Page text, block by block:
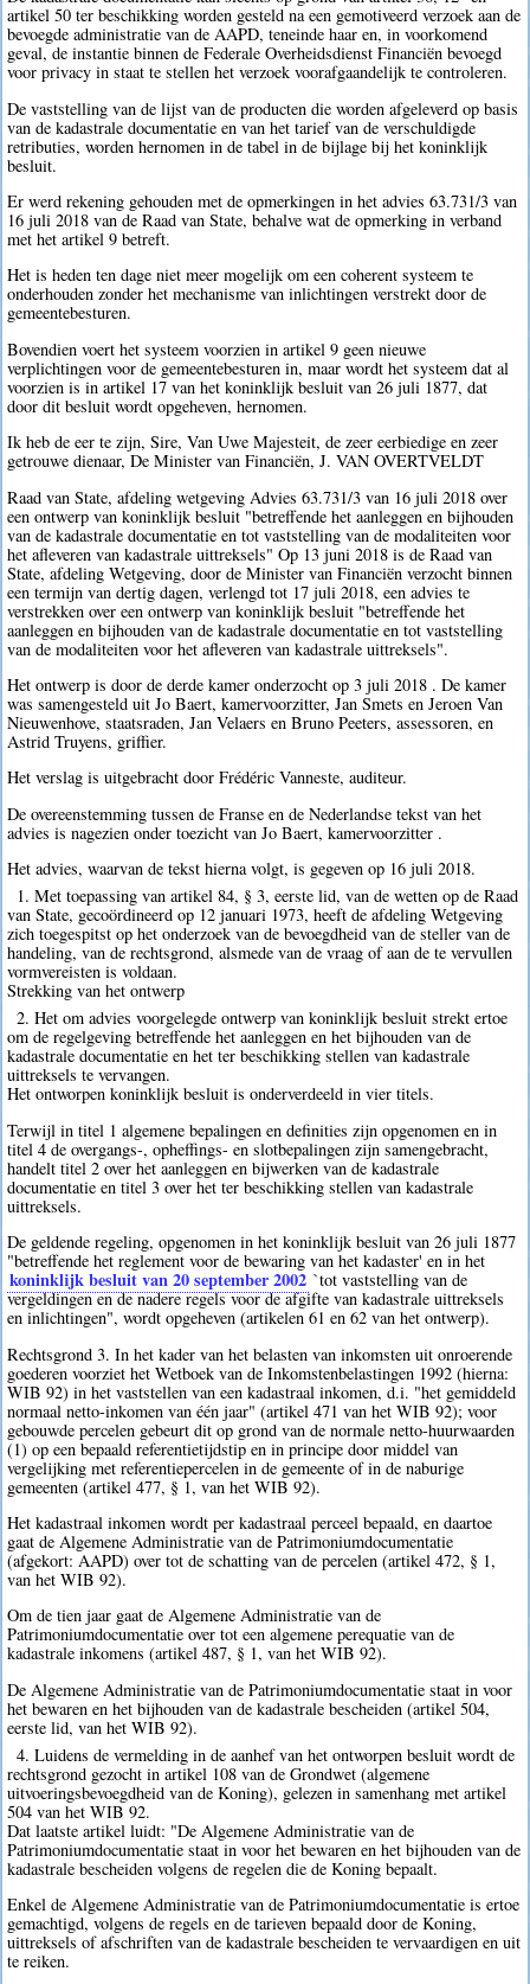
artikel 50 ter beschikking worden gesteld na een gemotiveerd verzoek aan de
bevoegde administratie van de AAPD, teneinde haar en, in voorkomend
geval, de instantie binnen de Federale Overheidsdienst Financiën bevoegd
voor privacy in staat te stellen het verzoek voorafgaandelijk te controleren.
De vaststelling van de lijst van de producten die worden afgeleverd op basis
van de kadastrale documentatie en van het tarief van de verschuldigde
retributies, worden hernomen in de tabel in de bijlage bij het koninklijk
besluit.
Er werd rekening gehouden met de opmerkingen in het advies 63.731/3 van
16 juli 2018 van de Raad van State, behalve wat de opmerking in verband
met het artikel 9 betreft.
Het is heden ten dage niet meer mogelijk om een coherent systeem te
onderhouden zonder het mechanisme van inlichtingen verstrekt door de
gemeentebesturen.
Bovendien voert het systeem voorzien in artikel 9 geen nieuwe
verplichtingen voor de gemeentebesturen in, maar wordt het systeem dat al
voorzien is in artikel 17 van het koninklijk besluit van 26 juli 1877, dat
door dit besluit wordt opgeheven, hernomen.
Ik heb de eer te zijn, Sire, Van Uwe Majesteit, de zeer eerbiedige en zeer
getrouwe dienaar, De Minister van Financiën, J. VAN OVERTVELDT
Raad van State, afdeling wetgeving Advies 63.731/3 van 16 juli 2018 over
een ontwerp van koninklijk besluit "betreffende het aanleggen en bijhouden
van de kadastrale documentatie en tot vaststelling van de modaliteiten voor
het afleveren van kadastrale uittreksels" Op 13 juni 2018 is de Raad van
State, afdeling Wetgeving, door de Minister van Financiën verzocht binnen
een termijn van dertig dagen, verlengd tot 17 juli 2018, een advies te
verstrekken over een ontwerp van koninklijk besluit "betreffende het
aanleggen en bijhouden van de kadastrale documentatie en tot vaststelling
van de modaliteiten voor het afleveren van kadastrale uittreksels".
Het ontwerp is door de derde kamer onderzocht op 3 juli 2018 . De kamer
was samengesteld uit Jo Baert, kamervoorzitter, Jan Smets en Jeroen Van
Nieuwenhove, staatsraden, Jan Velaers en Bruno Peeters, assessoren, en
Astrid Truyens, griffier.
Het verslag is uitgebracht door Frédéric Vanneste, auditeur.
De overeenstemming tussen de Franse en de Nederlandse tekst van het
advies is nagezien onder toezicht van Jo Baert, kamervoorzitter .
Het advies, waarvan de tekst hierna volgt, is gegeven op 16 juli 2018.
1. Met toepassing van artikel 84, § 3, eerste lid, van de wetten op de Raad
van State, gecoördineerd op 12 januari 1973, heeft de afdeling Wetgeving
zich toegespitst op het onderzoek van de bevoegdheid van de steller van de
handeling, van de rechtsgrond, alsmede van de vraag of aan de te vervullen
vormvereisten is voldaan.
Strekking van het ontwerp
2. Het om advies voorgelegde ontwerp van koninklijk besluit strekt ertoe
om de regelgeving betreffende het aanleggen en het bijhouden van de
kadastrale documentatie en het ter beschikking stellen van kadastrale
uittreksels te vervangen.
Het ontworpen koninklijk besluit is onderverdeeld in vier titels.
Terwijl in titel 1 algemene bepalingen en definities zijn opgenomen en in
titel 4 de overgangs-, opheffings- en slotbepalingen zijn samengebracht,
handelt titel 2 over het aanleggen en bijwerken van de kadastrale
documentatie en titel 3 over het ter beschikking stellen van kadastrale
uittreksels.
De geldende regeling, opgenomen in het koninklijk besluit van 26 juli 1877
"betreffende het reglement voor de bewaring van het kadaster' en in het
koninklijk besluit van 20 september 2002 `tot vaststelling van de
vergeldingen en de nadere regels voor de afgifte van kadastrale uittreksels
en inlichtingen", wordt opgeheven (artikelen 61 en 62 van het ontwerp).
Rechtsgrond 3. In het kader van het belasten van inkomsten uit onroerende
goederen voorziet het Wetboek van de Inkomstenbelastingen 1992 (hierna:
WIB 92) in het vaststellen van een kadastraal inkomen, d.i. "het gemiddeld
normaal netto-inkomen van één jaar" (artikel 471 van het WIB 92); voor
gebouwde percelen gebeurt dit op grond van de normale netto-huurwaarden
(1) op een bepaald referentietijdstip en in principe door middel van
vergelijking met referentiepercelen in de gemeente of in de naburige
gemeenten (artikel 477, § 1, van het WIB 92).
Het kadastraal inkomen wordt per kadastraal perceel bepaald, en daartoe
gaat de Algemene Administratie van de Patrimoniumdocumentatie
(afgekort: AAPD) over tot de schatting van de percelen (artikel 472, § 1,
van het WIB 92).
Om de tien jaar gaat de Algemene Administratie van de
Patrimoniumdocumentatie over tot een algemene perequatie van de
kadastrale inkomens (artikel 487, § 1, van het WIB 92).
De Algemene Administratie van de Patrimoniumdocumentatie staat in voor
het bewaren en het bijhouden van de kadastrale bescheiden (artikel 504,
eerste lid, van het WIB 92).
4. Luidens de vermelding in de aanhef van het ontworpen besluit wordt de
rechtsgrond gezocht in artikel 108 van de Grondwet (algemene
uitvoeringsbevoegdheid van de Koning), gelezen in samenhang met artikel
504 van het WIB 92.
Dat laatste artikel luidt: "De Algemene Administratie van de
Patrimoniumdocumentatie staat in voor het bewaren en het bijhouden van de
kadastrale bescheiden volgens de regelen die de Koning bepaalt.
Enkel de Algemene Administratie van de Patrimoniumdocumentatie is ertoe
gemachtigd, volgens de regels en de tarieven bepaald door de Koning,
uittreksels of afschriften van de kadastrale bescheiden te vervaardigen en uit
te reiken.